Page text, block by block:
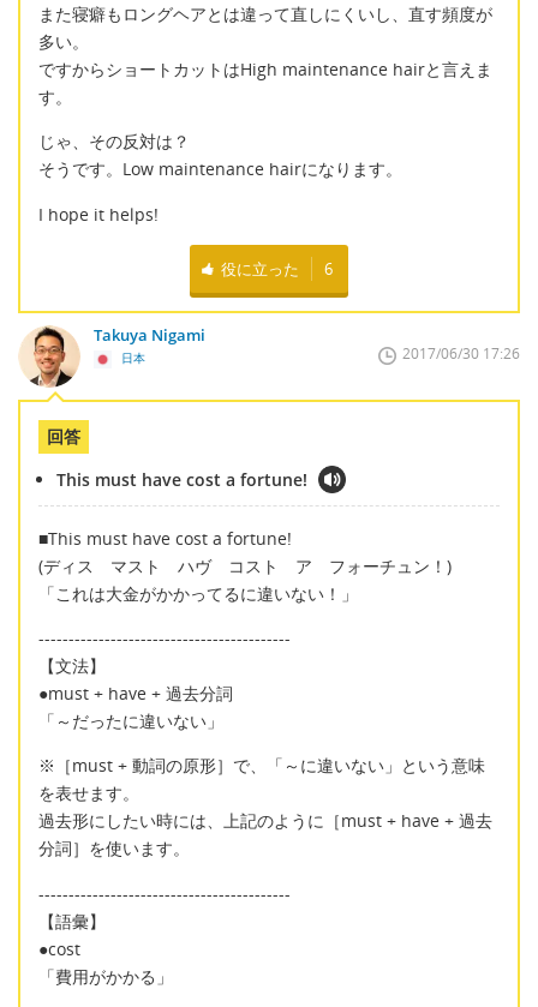
また寝癖もロングヘアとは違って直しにくいし、直す頻度が
多い。
ですからショートカットはHigh maintenance hairと言えま
す。
じゃ、その反対は？
そうです。Low maintenance hairになります。
I hope it helps!
役に立った 6
Takuya Nigami
日本 2017/06/30 17:26
回答
This must have cost a fortune!
■This must have cost a fortune!
(ディス マスト ハヴ コスト ア フォーチュン！)
「これは大金がかかってるに違いない！」
------------------------------------------
【文法】
●must + have + 過去分詞
「～だったに違いない」
※［must + 動詞の原形］で、「～に違いない」という意味
を表せます。
過去形にしたい時には、上記のように［must + have + 過去
分詞］を使います。
------------------------------------------
【語彙】
●cost
「費用がかかる」